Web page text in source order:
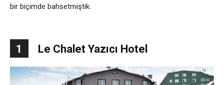
bir biçimde bahsetmiştik.
1 Le Chalet Yazıcı Hotel